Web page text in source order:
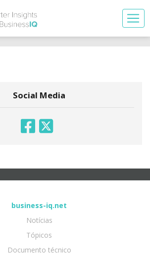
Social Media
business-iq.net
Notícias
Tópicos
Documento técnico